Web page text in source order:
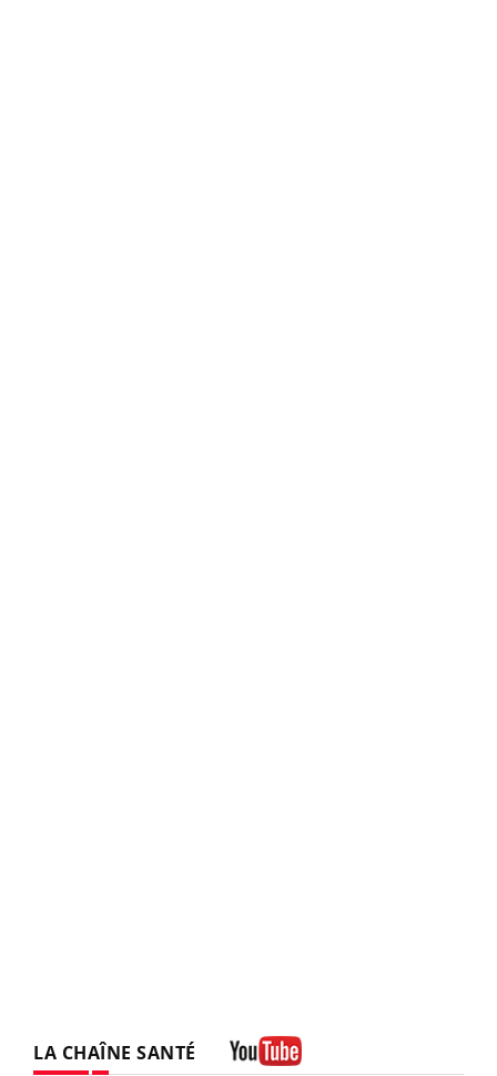
LA CHAÎNE SANTÉ